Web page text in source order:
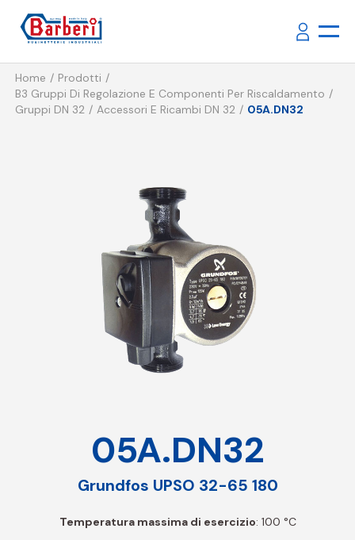
Home
Prodotti
B3 Gruppi Di Regolazione E Componenti Per Riscaldamento
Gruppi DN 32
Accessori E Ricambi DN 32 05A.DN32
05A.DN32
Grundfos UPSO 32-65 180
Temperatura massima di esercizio: 100 °C